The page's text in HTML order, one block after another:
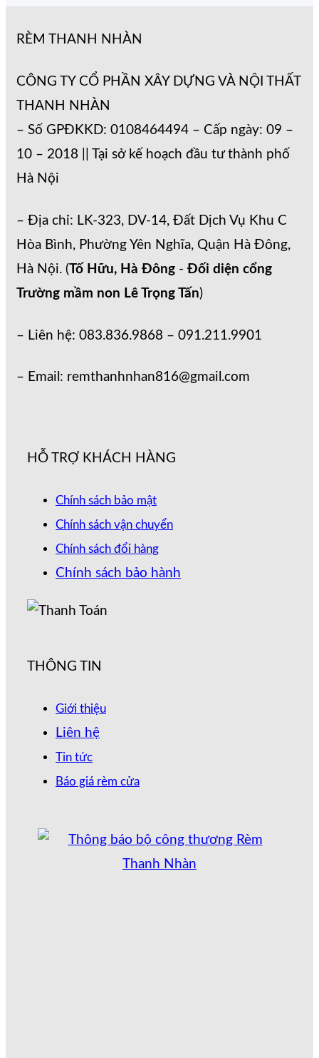
RÈM THANH NHÀN
CÔNG TY CỔ PHẦN XÂY DỰNG VÀ NỘI THẤT
THANH NHÀN
– Số GPĐKKD: 0108464494 – Cấp ngày: 09 –
10 – 2018 || Tại sở kế hoạch đầu tư thành phố
Hà Nội
– Địa chỉ: LK-323, DV-14, Đất Dịch Vụ Khu C
Hòa Bình, Phường Yên Nghĩa, Quận Hà Đông,
Hà Nội. (Tố Hữu, Hà Đông - Đối diện cổng
Trường mầm non Lê Trọng Tấn)
– Liên hệ: 083.836.9868 – 091.211.9901
– Email: remthanhnhan816@gmail.com
HỖ TRỢ KHÁCH HÀNG
Chính sách bảo mật
Chính sách vận chuyển
Chính sách đổi hàng
Chính sách bảo hành
THÔNG TIN
Giới thiệu
Liên hệ
Tin tức
Báo giá rèm cửa